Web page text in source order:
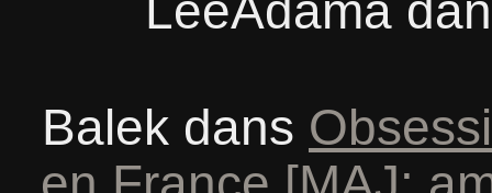
Balekdans